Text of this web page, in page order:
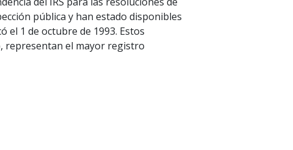
pública y han estado disponibles
el 1 de octubre de 1993. Estos
representan el mayor registro